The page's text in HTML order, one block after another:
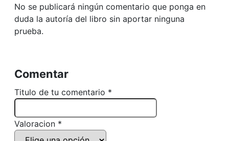
No se publicará ningún comentario que ponga en
duda la autoría del libro sin aportar ninguna
prueba.
Comentar
Titulo de tu comentario *
Valoracion *